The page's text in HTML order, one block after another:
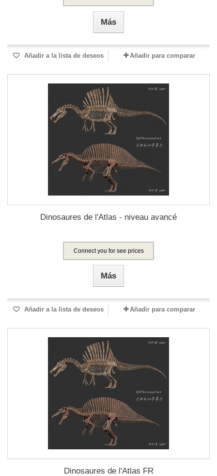
Más
Añadir a la lista de deseos Añadir para comparar
Dinosaures de l'Atlas - niveau avancé
Connect you for see prices
Más
Añadir a la lista de deseos Añadir para comparar
Dinosaures de l'Atlas FR